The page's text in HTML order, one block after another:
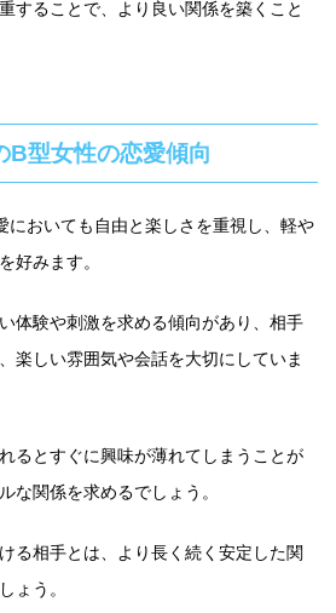
することで、より良い関係を築くこと
B型女性の恋愛傾向
においても自由と楽しさを重視し、軽や
好みます。
体験や刺激を求める傾向があり、相手
楽しい雰囲気や会話を大切にしていま
るとすぐに興味が薄れてしまうことが
な関係を求めるでしょう。
る相手とは、より長く続く安定した関
ょう。